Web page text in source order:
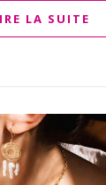
LA SUITE